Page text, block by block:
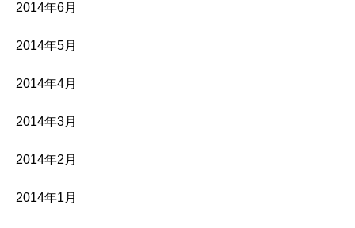
2014年6月
2014年5月
2014年4月
2014年3月
2014年2月
2014年1月